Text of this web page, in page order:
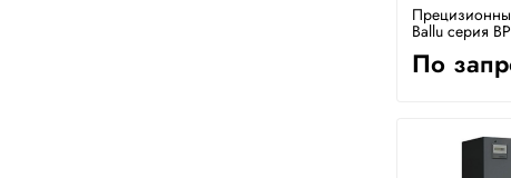
Ballu серия
По